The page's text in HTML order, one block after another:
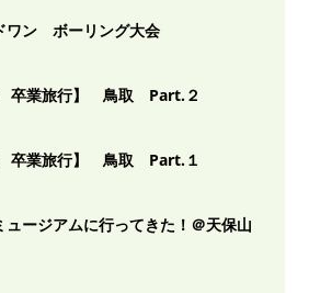
ワン ボーリング大会
卒業旅行】 鳥取 Part.２
卒業旅行】 鳥取 Part.１
ュージアムに行ってきた！＠天保山